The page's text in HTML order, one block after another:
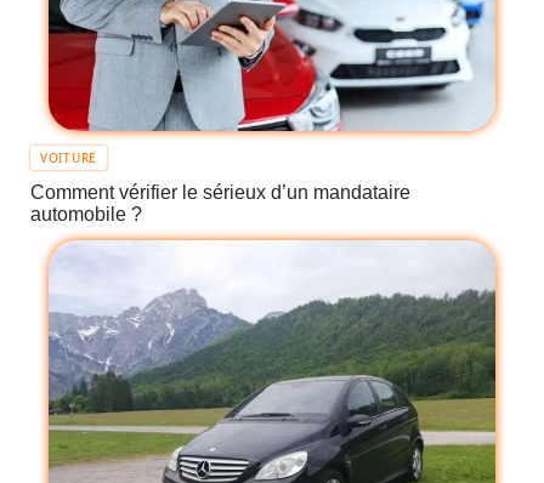
VOITURE
Comment vérifier le sérieux d’un mandataire
automobile ?